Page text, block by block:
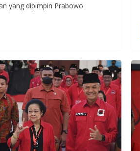
yang dipimpin Prabowo